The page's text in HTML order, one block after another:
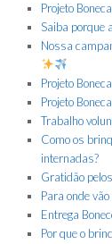
Projeto
Saiba porque
Nossa
Projeto
Projeto
Trabalho
Como os
internadas?
Gratidão
Para onde
Entrega
Por que o